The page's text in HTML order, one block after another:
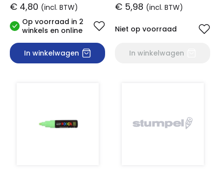
€ 4,80 (incl. BTW)
Op voorraad in 2
winkels en online
In winkelwagen
€ 5,98 (incl. BTW)
Niet op voorraad
In winkelwagen